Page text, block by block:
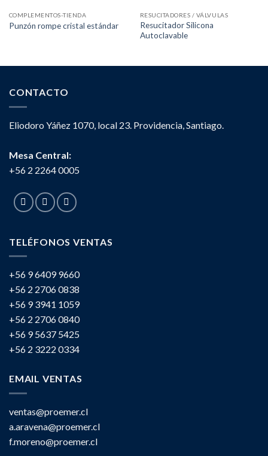
COMPLEMENTOS-TIENDA
Punzón rompe cristal estándar
RESUCITADORES / VÁLVULAS
Resucitador Silicona
Autoclavable
CONTACTO
Eliodoro Yáñez 1070, local 23. Providencia, Santiago.
Mesa Central:
+56 2 2264 0005
TELÉFONOS VENTAS
+56 9 6409 9660
+56 2 2706 0838
+56 9 3941 1059
+56 2 2706 0840
+56 9 5637 5425
+56 2 3222 0334
EMAIL VENTAS
ventas@proemer.cl
a.aravena@proemer.cl
f.moreno@proemer.cl